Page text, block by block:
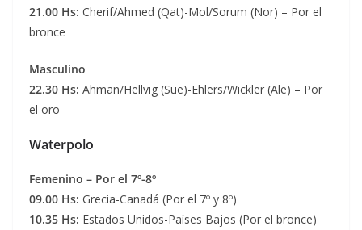
21.00 Hs: Cherif/Ahmed (Qat)-Mol/Sorum (Nor) – Por el
bronce
Masculino
22.30 Hs: Ahman/Hellvig (Sue)-Ehlers/Wickler (Ale) – Por
el oro
Waterpolo
Femenino – Por el 7º-8º
09.00 Hs: Grecia-Canadá (Por el 7º y 8º)
10.35 Hs: Estados Unidos-Países Bajos (Por el bronce)